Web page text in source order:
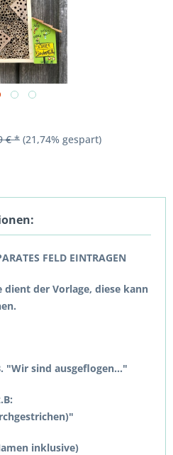
€ * (21,74% gespart)
FELD EINTRAGEN
der Vorlage, diese kann
"Wir sind ausgeflogen..."
inklusive)